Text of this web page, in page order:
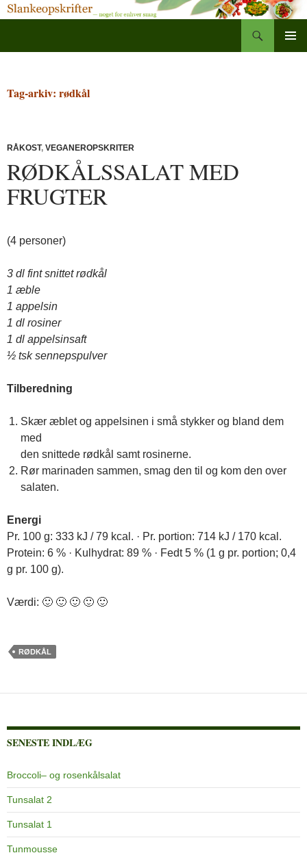
Tag-arkiv: rødkål
RÅKOST, VEGANEROPSKRITER
RØDKÅLSSALAT MED
FRUGTER
(4 personer)
3 dl fint snittet rødkål
1 æble
1 appelsin
1 dl rosiner
1 dl appelsinsaft
½ tsk sennepspulver
Tilberedning
Skær æblet og appelsinen i små stykker og bland dem
med
den snittede rødkål samt rosinerne.
Rør marinaden sammen, smag den til og kom den over
salaten.
Energi
Pr. 100 g: 333 kJ / 79 kcal. · Pr. portion: 714 kJ / 170 kcal.
Protein: 6 % · Kulhydrat: 89 % · Fedt 5 % (1 g pr. portion; 0,4
g pr. 100 g).
Værdi: 🙂 🙂 🙂 🙂 🙂
RØDKÅL
SENESTE INDLÆG
Broccoli– og rosenkålsalat
Tunsalat 2
Tunsalat 1
Tunmousse